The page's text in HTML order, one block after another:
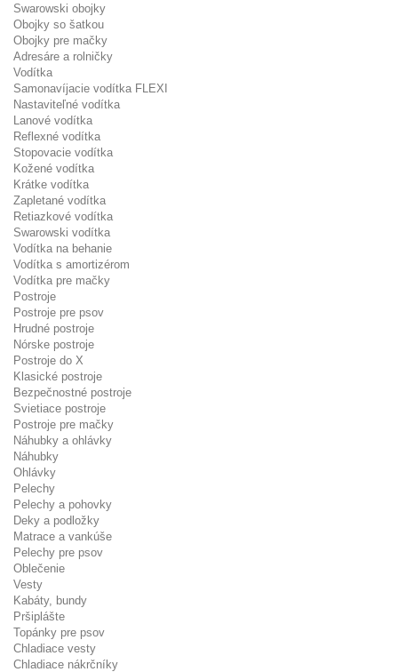
Swarowski obojky
Obojky so šatkou
Obojky pre mačky
Adresáre a rolničky
Vodítka
Samonavíjacie vodítka FLEXI
Nastaviteľné vodítka
Lanové vodítka
Reflexné vodítka
Stopovacie vodítka
Kožené vodítka
Krátke vodítka
Zapletané vodítka
Retiazkové vodítka
Swarowski vodítka
Vodítka na behanie
Vodítka s amortizérom
Vodítka pre mačky
Postroje
Postroje pre psov
Hrudné postroje
Nórske postroje
Postroje do X
Klasické postroje
Bezpečnostné postroje
Svietiace postroje
Postroje pre mačky
Náhubky a ohlávky
Náhubky
Ohlávky
Pelechy
Pelechy a pohovky
Deky a podložky
Matrace a vankúše
Pelechy pre psov
Oblečenie
Vesty
Kabáty, bundy
Pršiplášte
Topánky pre psov
Chladiace vesty
Chladiace nákrčníky